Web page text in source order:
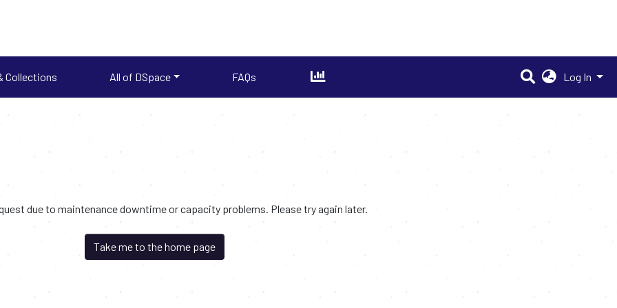
Collections All of DSpace FAQs Log In
due to maintenance downtime or capacity problems. Please try again later.
Take me to the home page